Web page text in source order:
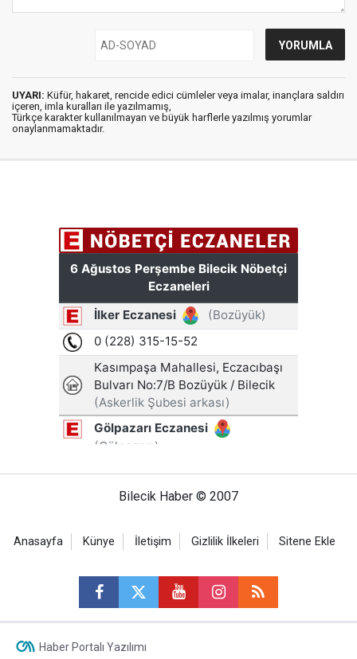
UYARI: Küfür, hakaret, rencide edici cümleler veya imalar, inançlara saldırı
içeren, imla kuralları ile yazılmamış,
Türkçe karakter kullanılmayan ve büyük harflerle yazılmış yorumlar
onaylanmamaktadır.
Bilecik Haber © 2007
Anasayfa Künye İletişim Gizlilik İlkeleri Sitene Ekle
Haber Portalı Yazılımı